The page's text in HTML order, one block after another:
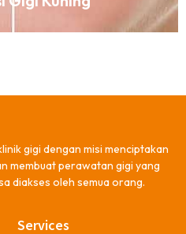
gigi dengan misi menciptakan
membuat perawatan gigi yang
diakses oleh semua orang.
Services